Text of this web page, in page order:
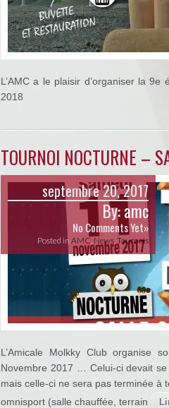
L’AMC a le plaisir d’organiser la
2018
TOURNOI NOCTURNE –
septembre 20, 2017
By:amc
No Comments Yet»
Posted in AMC, News,Tournois
L’Amicale Molkky Club organise
Novembre 2017 … Celui-ci devait se
mais celle-ci ne sera pas terminée à
omnisport (salle chauffée, terrain